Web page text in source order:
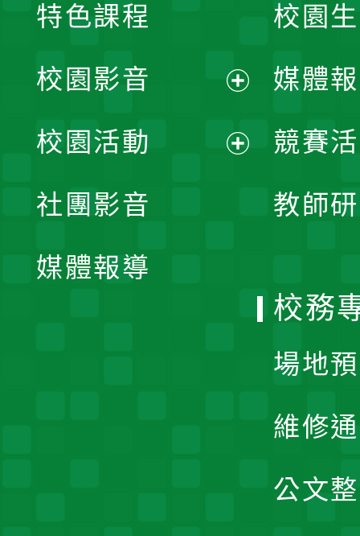
校園
媒體
競賽
教師
特色課程
校園影音
開
校園活動
社團影音
媒體報導
校務
場地
維修
公文